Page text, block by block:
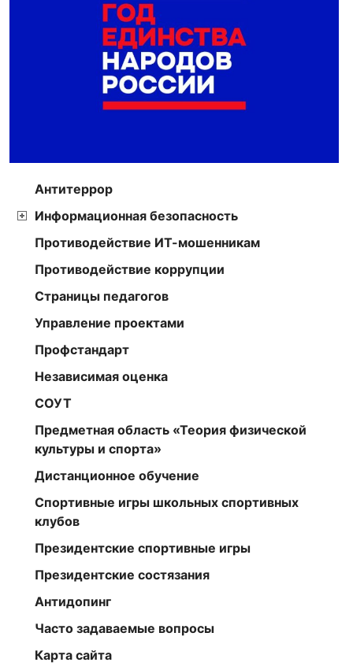
Антитеррор
Информационная безопасность
Противодействие ИТ-мошенникам
Противодействие коррупции
Страницы педагогов
Управление проектами
Профстандарт
Независимая оценка
СОУТ
Предметная область «Теория физической
культуры и спорта»
Дистанционное обучение
Спортивные игры школьных спортивных
клубов
Президентские спортивные игры
Президентские состязания
Антидопинг
Часто задаваемые вопросы
Карта сайта